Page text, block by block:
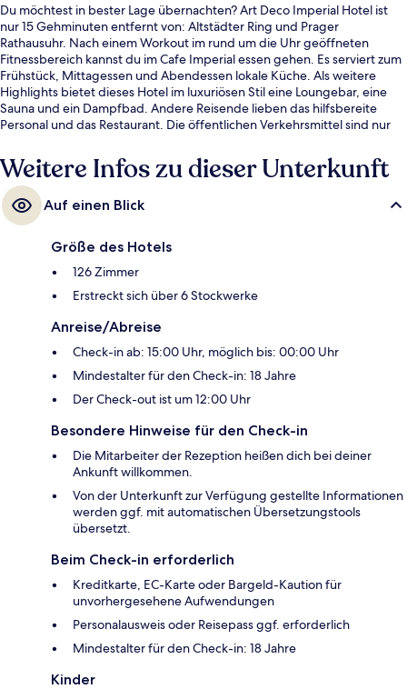
Du möchtest in bester Lage übernachten? Art Deco Imperial Hotel ist
nur 15 Gehminuten entfernt von: Altstädter Ring und Prager
Rathausuhr. Nach einem Workout im rund um die Uhr geöffneten
Fitnessbereich kannst du im Cafe Imperial essen gehen. Es serviert zum
Frühstück, Mittagessen und Abendessen lokale Küche. Als weitere
Highlights bietet dieses Hotel im luxuriösen Stil eine Loungebar, eine
Sauna und ein Dampfbad. Andere Reisende lieben das hilfsbereite
Personal und das Restaurant. Die öffentlichen Verkehrsmittel sind nur
sind es 3 Minuten und zur Straßenbahnhaltestelle Bílá labuť 3 Minuten.
Weitere Infos zu dieser Unterkunft
Auf einen Blick
Größe des Hotels
126 Zimmer
Erstreckt sich über 6 Stockwerke
Anreise/Abreise
Check-in ab: 15:00 Uhr, möglich bis: 00:00 Uhr
Mindestalter für den Check-in: 18 Jahre
Der Check-out ist um 12:00 Uhr
Besondere Hinweise für den Check-in
Die Mitarbeiter der Rezeption heißen dich bei deiner
Ankunft willkommen.
Von der Unterkunft zur Verfügung gestellte Informationen
werden ggf. mit automatischen Übersetzungstools
übersetzt.
Beim Check-in erforderlich
Kreditkarte, EC-Karte oder Bargeld-Kaution für
unvorhergesehene Aufwendungen
Personalausweis oder Reisepass ggf. erforderlich
Mindestalter für den Check-in: 18 Jahre
Kinder